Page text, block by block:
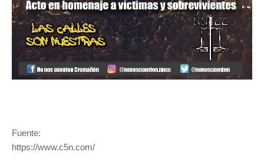
Fuente:
https://www.c5n.com/